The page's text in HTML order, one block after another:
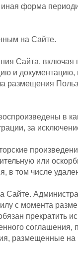
форма
на Сайте.
Сайта, включая
и
размещения
в
за
или
том числе
Сайте.
с момента
прекратить
соглашения,
размещенные на